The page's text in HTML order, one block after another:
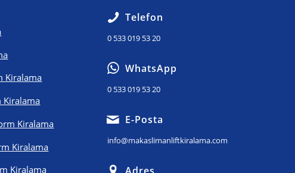
Kiralama
Kiralama
Kiralama
Kiralama
Kiralama
Telefon
0 533 019 53 20
WhatsApp
0 533 019 53 20
E-Posta
info@makaslimanliftkiralama.com